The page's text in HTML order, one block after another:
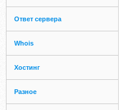
Ответ сервера
Whois
Хостинг
Разное